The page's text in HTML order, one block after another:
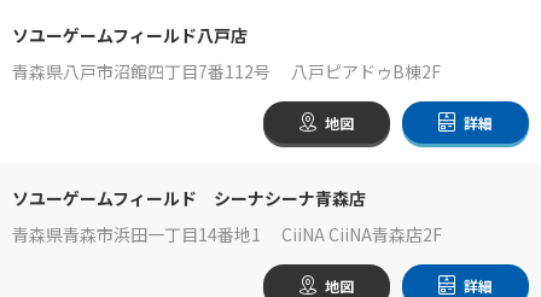
ソユーゲームフィールド八戸店
青森県八戸市沼館四丁目7番112号 八戸ピアドゥB棟2F
地図 詳細
ソユーゲームフィールド シーナシーナ青森店
青森県青森市浜田一丁目14番地1 CiiNA CiiNA青森店2F
地図 詳細